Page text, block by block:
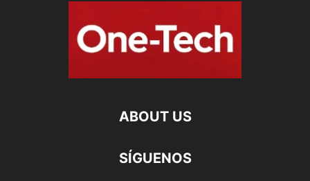
ABOUT US
SÍGUENOS